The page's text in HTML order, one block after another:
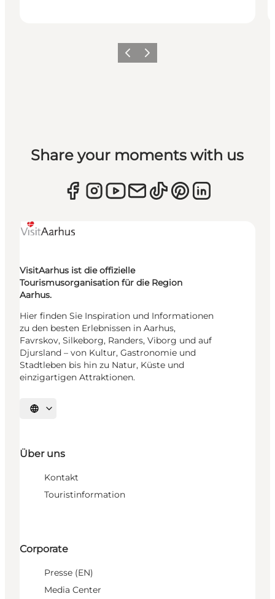
ZurückWeiter
Share your moments with us
VisitAarhus ist die offizielle
Tourismusorganisation für die Region
Aarhus.
Hier finden Sie Inspiration und Informationen
zu den besten Erlebnissen in Aarhus,
Favrskov, Silkeborg, Randers, Viborg und auf
Djursland – von Kultur, Gastronomie und
Stadtleben bis hin zu Natur, Küste und
einzigartigen Attraktionen.
Sprache auswählen
Über uns
Kontakt
Touristinformation
Corporate
Presse (EN)
Media Center